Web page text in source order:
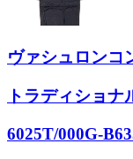
ヴァシュロンコ
トラディショ
6025T/000G-